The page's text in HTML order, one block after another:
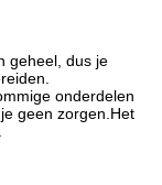
geheel, dus je
onderdelen
geen zorgen.Het